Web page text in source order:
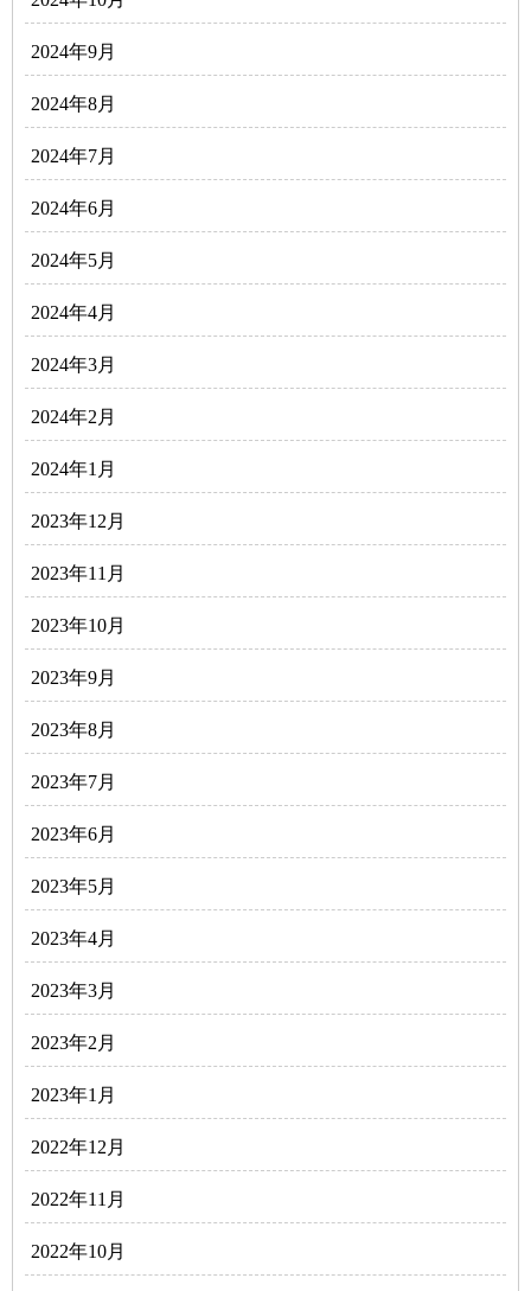
2024年9月
2024年8月
2024年7月
2024年6月
2024年5月
2024年4月
2024年3月
2024年2月
2024年1月
2023年12月
2023年11月
2023年10月
2023年9月
2023年8月
2023年7月
2023年6月
2023年5月
2023年4月
2023年3月
2023年2月
2023年1月
2022年12月
2022年11月
2022年10月